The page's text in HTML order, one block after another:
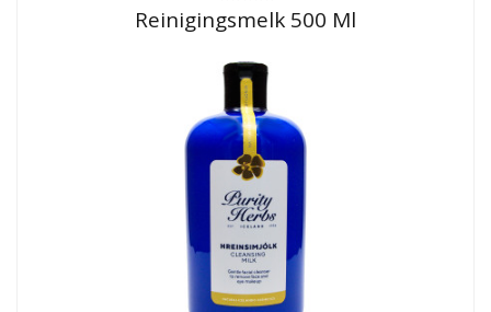
5.00
uit 5
Reinigingsmelk 500 Ml